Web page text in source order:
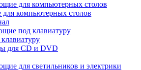
компьютерных столов
под клавиатуру
для CD и DVD